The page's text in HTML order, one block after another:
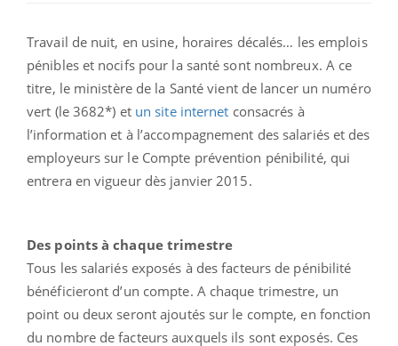
Travail de nuit, en usine, horaires décalés… les emplois
pénibles et nocifs pour la santé sont nombreux. A ce
titre, le ministère de la Santé vient de lancer un numéro
vert (le 3682*) et un site internet consacrés à
l’information et à l’accompagnement des salariés et des
employeurs sur le Compte prévention pénibilité, qui
entrera en vigueur dès janvier 2015.
Des points à chaque trimestre
Tous les salariés exposés à des facteurs de pénibilité
bénéficieront d’un compte. A chaque trimestre, un
point ou deux seront ajoutés sur le compte, en fonction
du nombre de facteurs auxquels ils sont exposés. Ces